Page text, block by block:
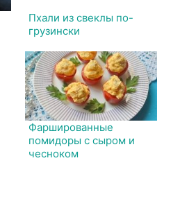
Пхали из свеклы по-
грузински
Фаршированные
помидоры с сыром и
чесноком